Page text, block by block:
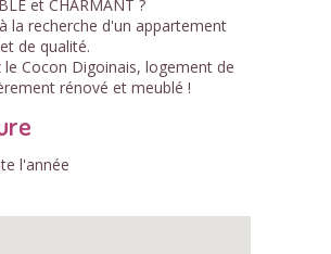
et CHARMANT ?
la recherche d'un appartement
de qualité.
le Cocon Digoinais, logement de
rénové et meublé !
l'année